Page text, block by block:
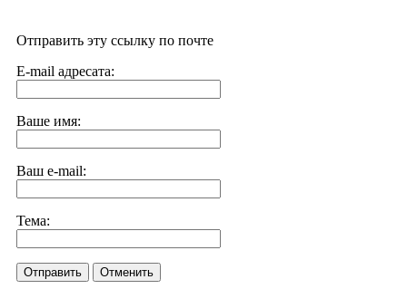
Отправить эту ссылку по почте
E-mail адресата:
Ваше имя:
Ваш e-mail:
Тема:
Отправить Отменить